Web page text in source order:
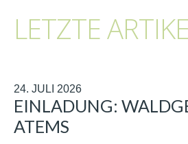
LETZTE
24. JULI 2026
EINLADUNG:
ATEMS